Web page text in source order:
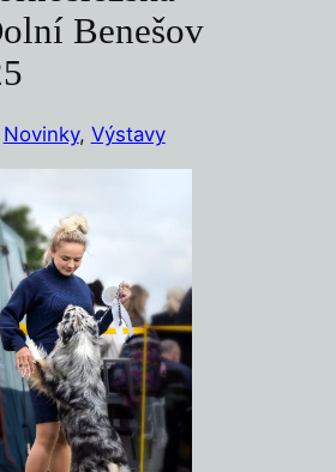
Benešov
Novinky, Výstavy